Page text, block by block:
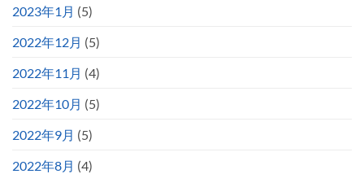
2023年1月 (5)
2022年12月 (5)
2022年11月 (4)
2022年10月 (5)
2022年9月 (5)
2022年8月 (4)